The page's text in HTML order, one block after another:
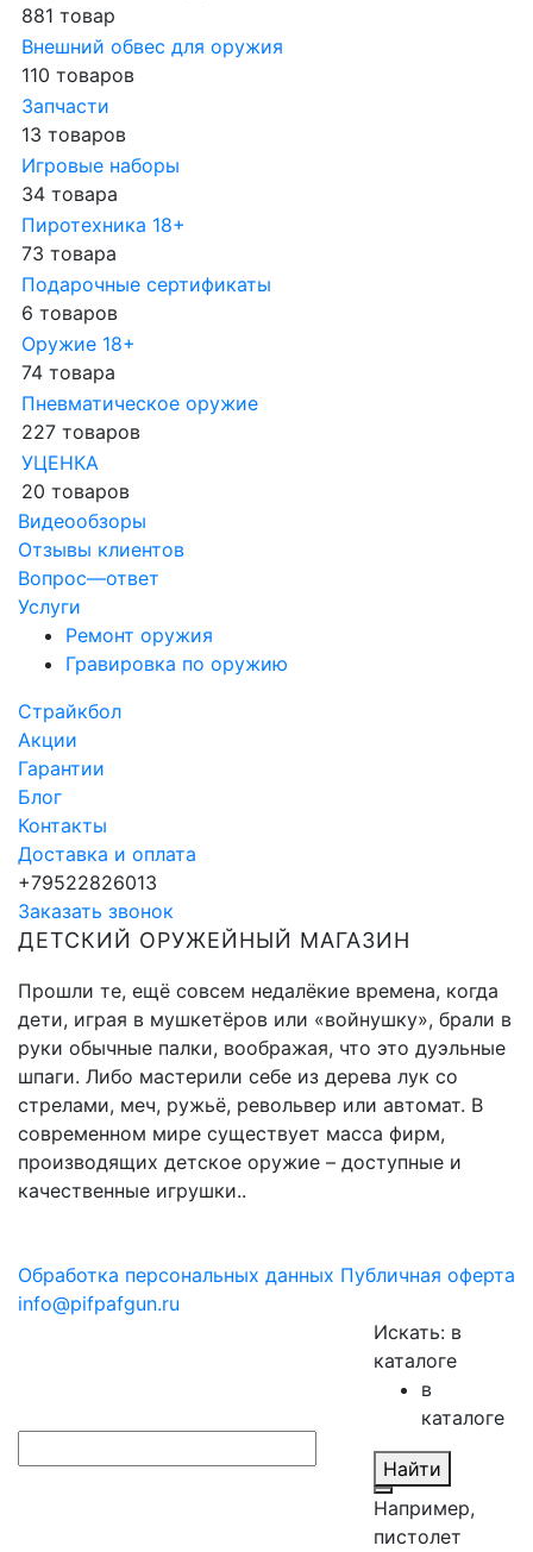
881 товар
Внешний обвес для оружия
110 товаров
Запчасти
13 товаров
Игровые наборы
34 товара
Пиротехника 18+
73 товара
Подарочные сертификаты
6 товаров
Оружие 18+
74 товара
Пневматическое оружие
227 товаров
УЦЕНКА
20 товаров
Видеообзоры
Отзывы клиентов
Вопрос—ответ
Услуги
Ремонт оружия
Гравировка по оружию
Страйкбол
Акции
Гарантии
Блог
Контакты
Доставка и оплата
+79522826013
Заказать звонок
ДЕТСКИЙ ОРУЖЕЙНЫЙ МАГАЗИН
Прошли те, ещё совсем недалёкие времена, когда
дети, играя в мушкетёров или «войнушку», брали в
руки обычные палки, воображая, что это дуэльные
шпаги. Либо мастерили себе из дерева лук со
стрелами, меч, ружьё, револьвер или автомат. В
современном мире существует масса фирм,
производящих детское оружие – доступные и
качественные игрушки..
Обработка персональных данных Публичная оферта
info@pifpafgun.ru
Искать: в
каталоге
в
каталоге
Найти
Например,
пистолет